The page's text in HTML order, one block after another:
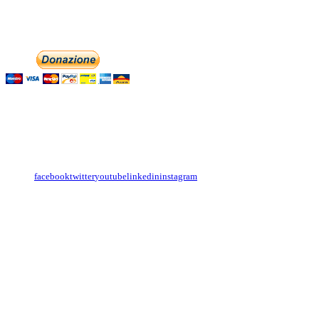
facebooktwitteryoutubelinkedininstagram
English
Italiano